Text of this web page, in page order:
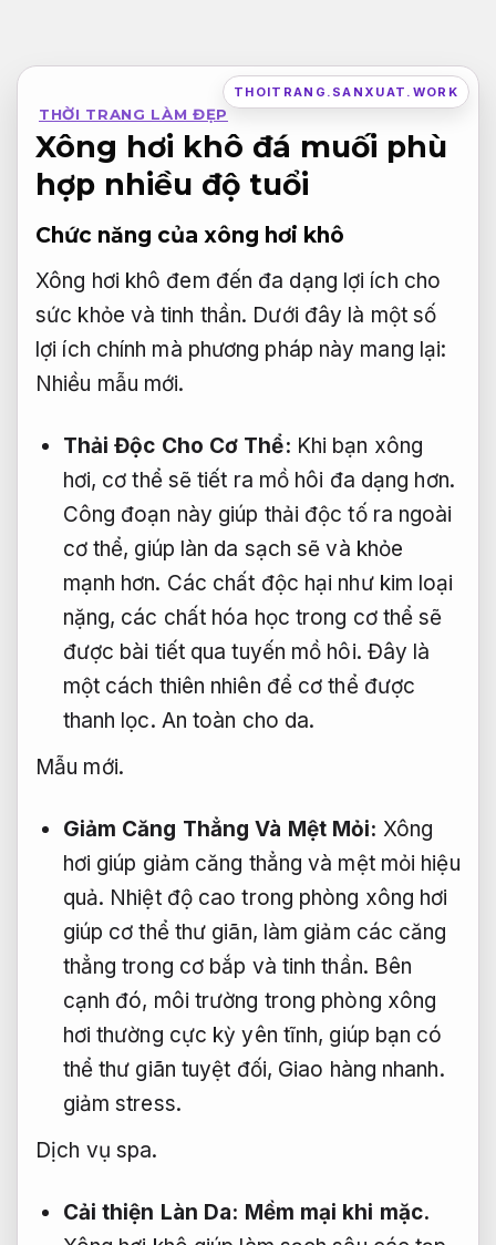
nội
dung
THOITRANG.SANXUAT.WORK
THỜI TRANG LÀM ĐẸP
Xông hơi khô đá muối phù
hợp nhiều độ tuổi
Chức năng của xông hơi khô
Xông hơi khô đem đến đa dạng lợi ích cho
sức khỏe và tinh thần. Dưới đây là một số
lợi ích chính mà phương pháp này mang lại:
Nhiều mẫu mới.
Thải Độc Cho Cơ Thể: Khi bạn xông
hơi, cơ thể sẽ tiết ra mồ hôi đa dạng hơn.
Công đoạn này giúp thải độc tố ra ngoài
cơ thể, giúp làn da sạch sẽ và khỏe
mạnh hơn. Các chất độc hại như kim loại
nặng, các chất hóa học trong cơ thể sẽ
được bài tiết qua tuyến mồ hôi. Đây là
một cách thiên nhiên để cơ thể được
thanh lọc. An toàn cho da.
Mẫu mới.
Giảm Căng Thẳng Và Mệt Mỏi: Xông
hơi giúp giảm căng thẳng và mệt mỏi hiệu
quả. Nhiệt độ cao trong phòng xông hơi
giúp cơ thể thư giãn, làm giảm các căng
thẳng trong cơ bắp và tinh thần. Bên
cạnh đó, môi trường trong phòng xông
hơi thường cực kỳ yên tĩnh, giúp bạn có
thể thư giãn tuyệt đối, Giao hàng nhanh.
giảm stress.
Dịch vụ spa.
Cải thiện Làn Da: Mềm mại khi mặc.